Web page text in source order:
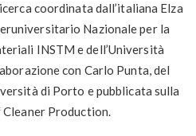
coordinata dall’italiana Elza
Nazionale per la
INSTM e dell’Università
con Carlo Punta, del
di Porto e pubblicata sulla
Production.